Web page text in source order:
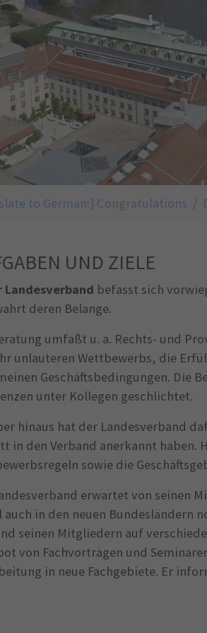
to German:] Congratulations
UND ZIELE
Landesverband befasst sich
deren Belange.
umfaßt u. a. Rechts- und
unlauteren Wettbewerbs, die
Geschäftsbedingungen. Die
unter Kollegen geschlichtet.
hinaus hat der Landesverband
in den Verband anerkannt haben.
sowie die
erwartet von seinen
auch in den neuen
seinen Mitgliedern auf
von Fachvorträgen und
in neue Fachgebiete. Er